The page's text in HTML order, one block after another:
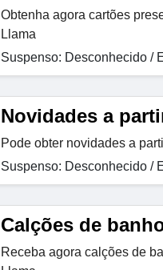
Obtenha agora cartões
Llama
Suspenso: Desconhecido /
Novidades a
Pode obter novidades a
Suspenso: Desconhecido /
Calções de
Receba agora calções de